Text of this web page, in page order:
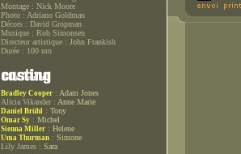
Montage : Nick Moore
Photo : Adriano Goldman
Décors : David Gropman
Musique : Rob Simonsen
Directeur artistique : John Frankish
Durée : 100 mn
Bradley Cooper : Adam Jones
Alicia Vikander : Anne Marie
Daniel Brühl : Tony
Omar Sy : Michel
Sienna Miller : Helene
Uma Thurman : Simone
Lily James : Sara